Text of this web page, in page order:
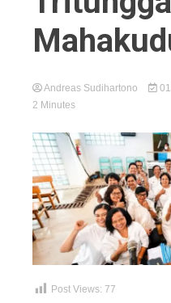
Andreas Sudihartono
2 Minutes
Post Views: 77